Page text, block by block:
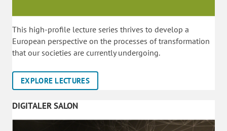
This high-profile lecture series thrives to develop a
European perspective on the processes of transformation
that our societies are currently undergoing.
EXPLORE LECTURES
DIGITALER SALON